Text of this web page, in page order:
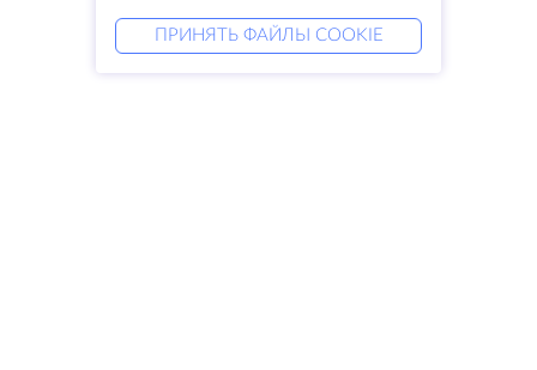
ПРИНЯТЬ ФАЙЛЫ COOKIE